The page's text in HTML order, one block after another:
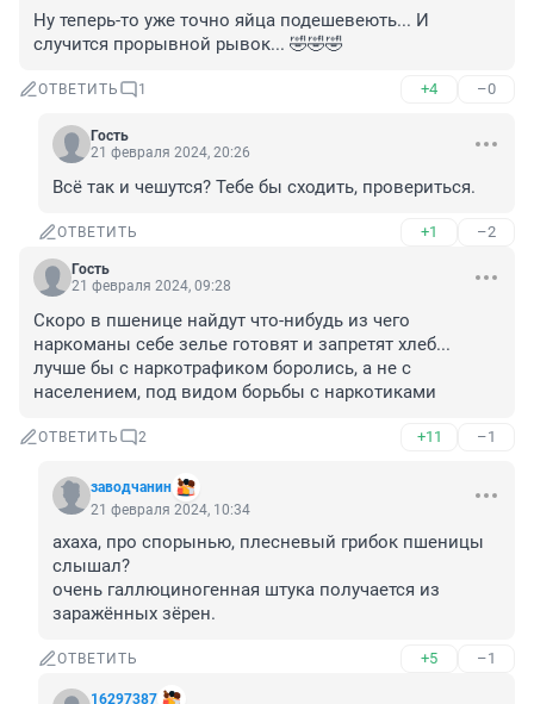
Ну теперь-то уже точно яйца подешевеють... И
случится прорывной рывок... 🤣🤣🤣
ОТВЕТИТЬ 1 +4 –0
Гость
21 февраля 2024, 20:26
Всё так и чешутся? Тебе бы сходить, провериться.
ОТВЕТИТЬ +1 –2
Гость
21 февраля 2024, 09:28
Скоро в пшенице найдут что-нибудь из чего
наркоманы себе зелье готовят и запретят хлеб...
лучше бы с наркотрафиком боролись, а не с
населением, под видом борьбы с наркотиками
ОТВЕТИТЬ 2 +11 –1
заводчанин
21 февраля 2024, 10:34
ахаха, про спорынью, плесневый грибок пшеницы
слышал?
очень галлюциногенная штука получается из
заражённых зёрен.
ОТВЕТИТЬ +5 –1
16297387